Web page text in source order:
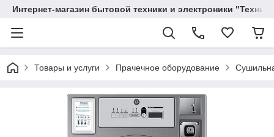
Интернет-магазин бытовой техники и электроники
Товары и услуги Прачечное оборудование